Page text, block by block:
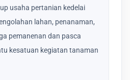
usaha pertanian kedelai
lahan, penanaman,
pemanenan dan pasca
kesatuan kegiatan tanaman